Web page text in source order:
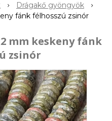
Drágakő gyöngyök
fánk félhosszú zsinór
mm keskeny fánk
zsinór